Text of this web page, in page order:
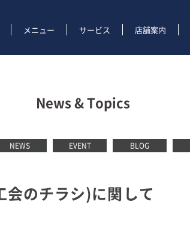
メニュー サービス 店舗案内
News & Topics
NEWS EVENT BLOG
会のチラシ)に関して